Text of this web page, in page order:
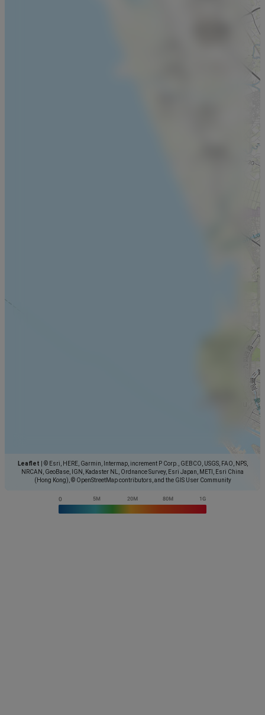
Leaflet
© Esri, HERE, Garmin, Intermap, increment P Corp., GEBCO, USGS, FAO, NPS,
NRCAN, GeoBase, IGN, Kadaster NL, Ordnance Survey, Esri Japan, METI, Esri China
(Hong Kong), © OpenStreetMap contributors, and the GIS User Community